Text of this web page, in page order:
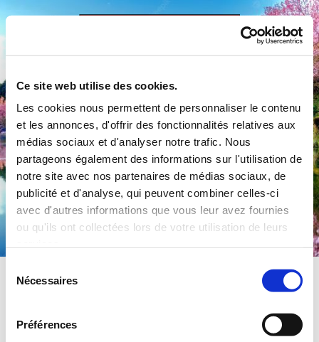
Ce site web utilise des cookies.
Les cookies nous permettent de personnaliser le contenu
et les annonces, d'offrir des fonctionnalités relatives aux
médias sociaux et d'analyser notre trafic. Nous
partageons également des informations sur l'utilisation de
notre site avec nos partenaires de médias sociaux, de
publicité et d'analyse, qui peuvent combiner celles-ci
avec d'autres informations que vous leur avez fournies
ou qu'ils ont collectées lors de votre utilisation de leurs
Nécessaires
Préférences
Commune de Préty